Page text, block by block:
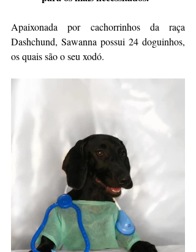
Apaixonada por cachorrinhos da raça
Dashchund, Sawanna possui 24 doguinhos,
os quais são o seu xodó.